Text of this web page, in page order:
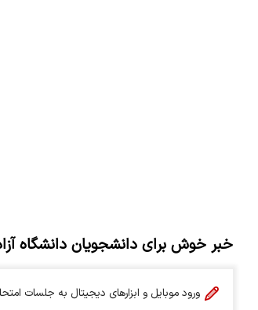
خبر خوش برای دانشجویان دانشگاه
ورود موبایل و ابزارهای دیجیتال به جلسات